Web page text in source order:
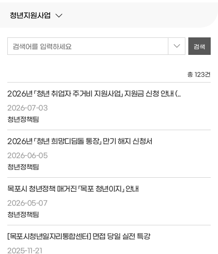
청년지원사업
검색어를 입력하세요
총 123건
2026년 「청년 취업자 주거비 지원사업」 지원금 신청 안내 (..
2026-07-03
청년정책팀
2026년 「청년 희망디딤돌 통장」 만기 해지 신청서
2026-06-05
청년정책팀
목포시 청년정책 매거진 「목포 청년이지」 안내
2026-05-07
청년정책팀
[목포시청년일자리통합센터] 면접 당일 실전 특강
2025-11-21